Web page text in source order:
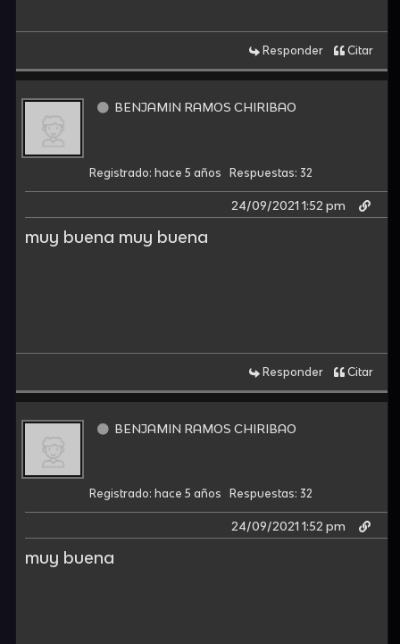
Responder Citar
BENJAMIN RAMOS CHIRIBAO
Registrado: hace 5 años Respuestas: 32
24/09/2021 1:52 pm
muy buena muy buena
Responder Citar
BENJAMIN RAMOS CHIRIBAO
Registrado: hace 5 años Respuestas: 32
24/09/2021 1:52 pm
muy buena